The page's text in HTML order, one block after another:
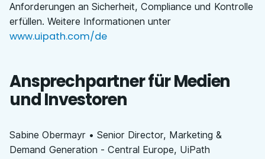
Anforderungen an Sicherheit, Compliance und Kontrolle
erfüllen. Weitere Informationen unter
www.uipath.com/de
Ansprechpartner für Medien
und Investoren
Sabine Obermayr • Senior Director, Marketing &
Demand Generation - Central Europe, UiPath